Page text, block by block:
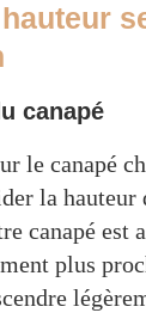
canapé
le canapé
la hauteur
canapé est
plus